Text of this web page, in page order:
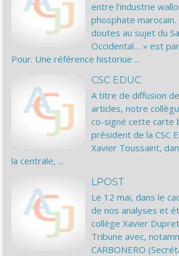
entre l’industrie
phosphate
doutes au sujet du
Occidental… » est
Pour. Une référence historiue ...
CSC EDUC
A titre de diffusion
articles, notre
co-signé cette carte
président de la CSC
Xavier Toussaint,
la centrale, ...
LPOST
Le 12 mai, dans le
de nos analyses et
collège Xavier
Tribune avec,
CARBONERO